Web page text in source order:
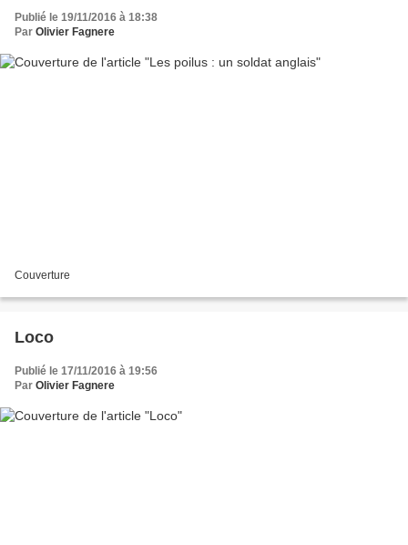
Publié le 19/11/2016 à 18:38
Par Olivier Fagnere
Couverture
Loco
Publié le 17/11/2016 à 19:56
Par Olivier Fagnere